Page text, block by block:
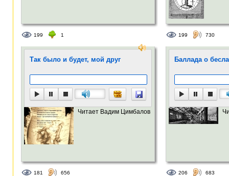
199 1 199 730
Так было и будет, мой друг
Читает Вадим Цимбалов
181 656
Баллада о
206 683